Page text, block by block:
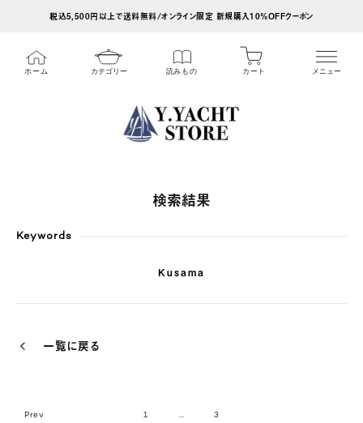
税込5,500円以上で送料無料/オンライン限定 新規購入10%OFFクーポン
ホーム カテゴリー 読みもの カート メニュー
検索結果
Keywords
Kusama
一覧に戻る
1 … 3